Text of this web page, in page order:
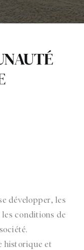
développer, les
conditions de
historique et